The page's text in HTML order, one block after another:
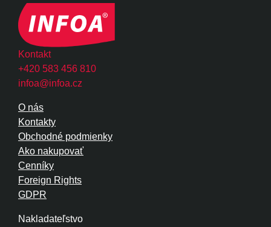
Kontakt
+420 583 456 810
infoa@infoa.cz
Nakladateľstvo
O nás
Kontakty
Obchodné podmienky
Ako nakupovať
Cenníky
Foreign Rights
GDPR